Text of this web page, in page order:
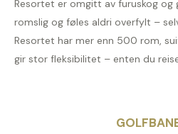
Resortet er omgitt av furuskog og
romslig og føles aldri overfylt –
Resortet har mer enn 500 rom,
gir stor fleksibilitet – enten du